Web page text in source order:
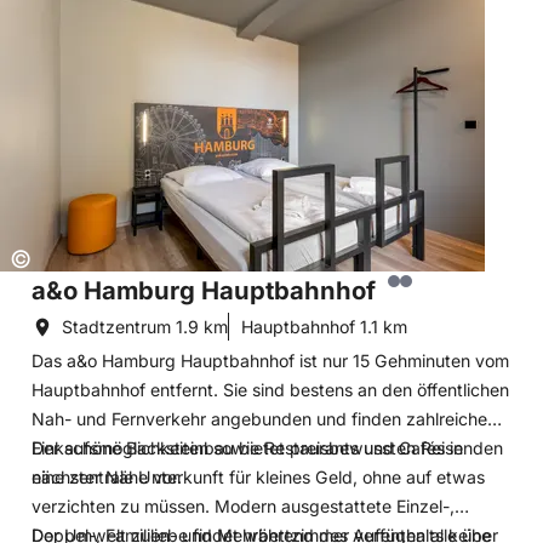
Copyright:
©
a&o Hamburg Hauptbahnhof
Stadtzentrum 1.9 km Hauptbahnhof 1.1 km
Das a&o Hamburg Hauptbahnhof ist nur 15 Gehminuten vom
Hauptbahnhof entfernt. Sie sind bestens an den öffentlichen
Nah- und Fernverkehr angebunden und finden zahlreiche
Einkaufsmöglichkeiten sowie Restaurants und Cafés in
nächster Nähe vor.
Der schöne Backsteinbau bietet preisbewussten Reisenden
eine zentrale Unterkunft für kleines Geld, ohne auf etwas
verzichten zu müssen. Modern ausgestattete Einzel-,
Doppel-, Familien- und Mehrbettzimmer verfügen alle über
Der Umwelt zuliebe findet während des Aufenthalts keine
Hoteldetails: a&o Hamburg Hauptbahnhof